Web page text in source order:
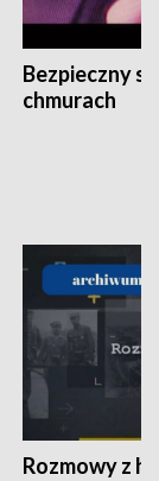
Bezpieczny
chmurach
Rozmowy z